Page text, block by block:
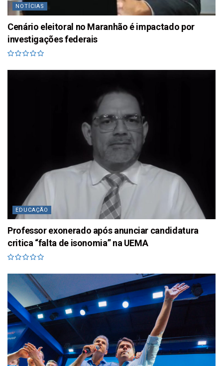
NOTÍCIAS
Cenário eleitoral no Maranhão é impactado por
investigações federais
EDUCAÇÃO
Professor exonerado após anunciar candidatura
critica “falta de isonomia” na UEMA